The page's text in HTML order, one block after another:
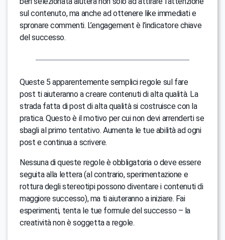
sul contenuto, ma anche ad ottenere like immediati e
spronare commenti. L’engagement è l’indicatore chiave
del successo.
Queste 5 apparentemente semplici regole sul fare
post ti aiuteranno a creare contenuti di alta qualità. La
strada fatta di post di alta qualità si costruisce con la
pratica. Questo è il motivo per cui non devi arrenderti se
sbagli al primo tentativo. Aumenta le tue abilità ad ogni
post e continua a scrivere.
Nessuna di queste regole è obbligatoria o deve essere
seguita alla lettera (al contrario, sperimentazione e
rottura degli stereotipi possono diventare i contenuti di
maggiore successo), ma ti aiuteranno a iniziare. Fai
esperimenti, tenta le tue formule del successo – la
creatività non è soggetta a regole.